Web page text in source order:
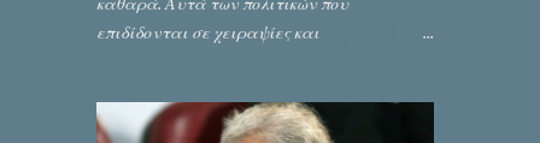
επιδίδονται σε χειραψίες και
Σταύρος Αλευρογιάννης